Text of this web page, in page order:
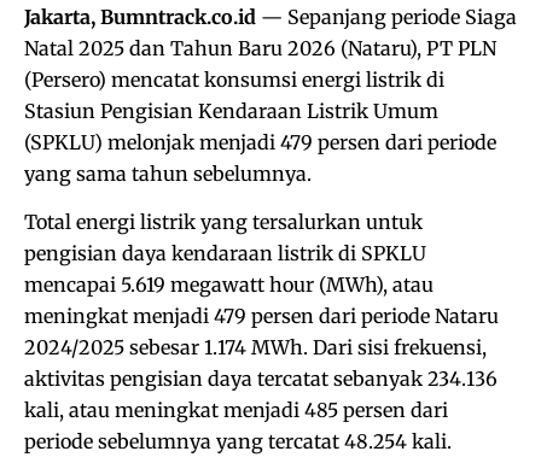
Jakarta, Bumntrack.co.id — Sepanjang periode Siaga
Natal 2025 dan Tahun Baru 2026 (Nataru), PT PLN
(Persero) mencatat konsumsi energi listrik di
Stasiun Pengisian Kendaraan Listrik Umum
(SPKLU) melonjak menjadi 479 persen dari periode
yang sama tahun sebelumnya.
Total energi listrik yang tersalurkan untuk
pengisian daya kendaraan listrik di SPKLU
mencapai 5.619 megawatt hour (MWh), atau
meningkat menjadi 479 persen dari periode Nataru
2024/2025 sebesar 1.174 MWh. Dari sisi frekuensi,
aktivitas pengisian daya tercatat sebanyak 234.136
kali, atau meningkat menjadi 485 persen dari
periode sebelumnya yang tercatat 48.254 kali.